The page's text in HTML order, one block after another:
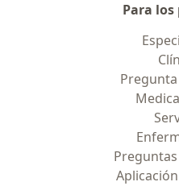
Para los